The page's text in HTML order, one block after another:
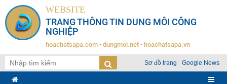
WEBSITE
TRANG THÔNG TIN DUNG MÔI CÔNG
NGHIỆP
hoachatsapa.com - dungmoi.net - hoachatsapa.vn
Sơ đồ trang Google News